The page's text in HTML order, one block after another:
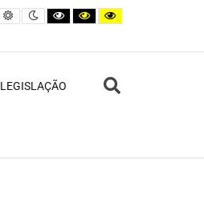
Default contrast
Night contrast
Black and White contrast
Black and Yellow
Yellow and Black
LEGISLAÇÃO